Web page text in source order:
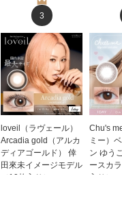
3
loveil（ラヴェール）
Arcadia gold（アルカ
ディアゴールド） 倖
田來未イメージモデル
（10枚入り）
Chu's
ミー）
ン ゆう
ースカ
入り）